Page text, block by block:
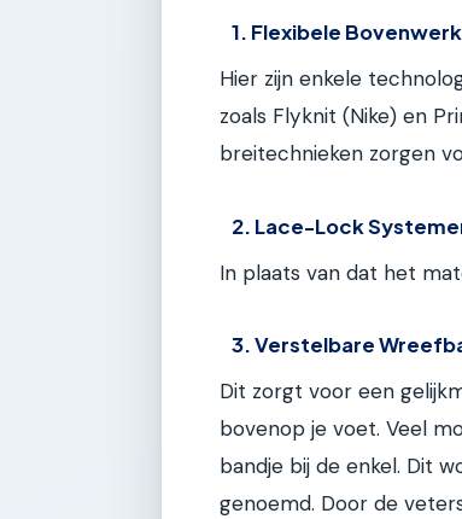
1. Flexibele
Hier zijn enkele
zoals Flyknit (Nike) en
breitechnieken zorgen
2. Lace-Lock
In plaats van dat het
3. Verstelbare
Dit zorgt voor een
bovenop je voet. Veel
bandje bij de enkel. Dit
genoemd. Door de